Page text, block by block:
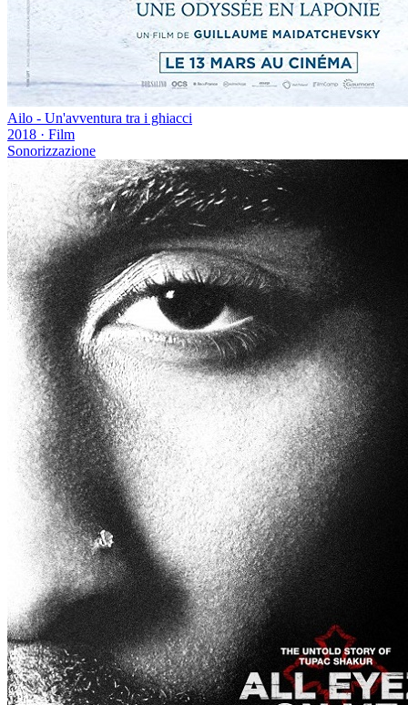
Ailo - Un'avventura tra i ghiacci
2018 · Film
Sonorizzazione